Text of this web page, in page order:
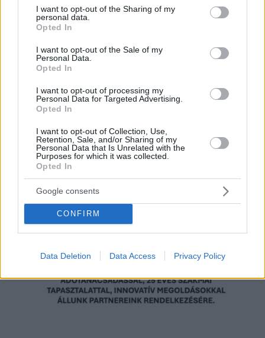
not limited to your visit or usage behaviour. You may click to
grant or deny consent to Google and its third-party tags to
use your data for below specified purposes in below Google
consent section.
I want to opt-out of the Sharing of my
personal data.
Opted In
I want to opt-out of the Sale of my
Personal Data.
Opted In
I want to opt-out of processing my
Personal Data for Targeted Advertising.
Opted In
I want to opt-out of Collection, Use,
Retention, Sale, and/or Sharing of my
Personal Data that Is Unrelated with the
Purposes for which it was collected.
Opted In
Google consents
CONFIRM
Data Deletion Data Access Privacy Policy
Hirdetés